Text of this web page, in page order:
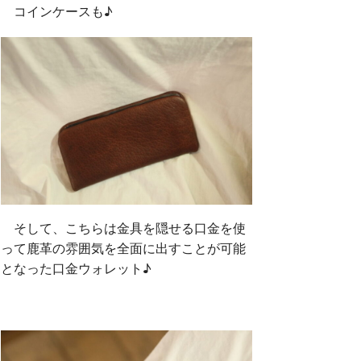
コインケースも♪
そして、こちらは金具を隠せる口金を使
って鹿革の雰囲気を全面に出すことが可能
となった口金ウォレット♪